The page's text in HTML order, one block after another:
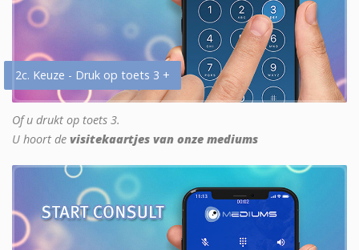
2c. Keuze - Druk op toets 3 +
Of u drukt op toets 3.
U hoort de visitekaartjes van onze mediums